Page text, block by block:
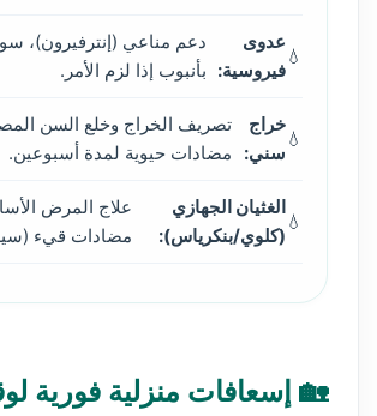
عدوى
فيروسية:
دعم مناعي (إنترفيرون)،
بأنبوب إذا لزم الأمر.
خراج
سني:
تصريف الخراج وخلع السن
مضادات حيوية لمدة أسبوعين.
الغثيان الجهازي
(كلوي/بنكرياس):
علاج المرض
مضادات قيء
🏡 إسعافات منزلية فورية